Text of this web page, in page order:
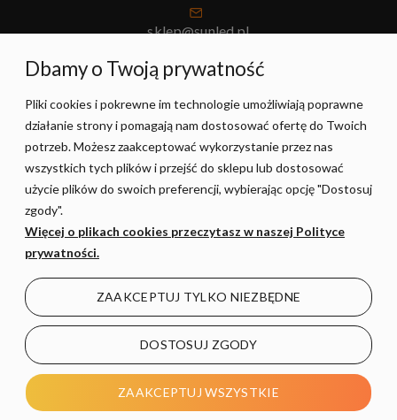
sklep@sunled.pl
+48 690 128 561
POMOC
MOJE KONTO
O NAS
POKAŻ PEŁNĄ WERSJĘ STRONY
Dbamy o Twoją prywatność
Pliki cookies i pokrewne im technologie umożliwiają poprawne
działanie strony i pomagają nam dostosować ofertę do Twoich
potrzeb. Możesz zaakceptować wykorzystanie przez nas
wszystkich tych plików i przejść do sklepu lub dostosować
użycie plików do swoich preferencji, wybierając opcję "Dostosuj
zgody".
Więcej o plikach cookies przeczytasz w naszej Polityce
prywatności.
ZAAKCEPTUJ TYLKO NIEZBĘDNE
DOSTOSUJ ZGODY
ZAAKCEPTUJ WSZYSTKIE